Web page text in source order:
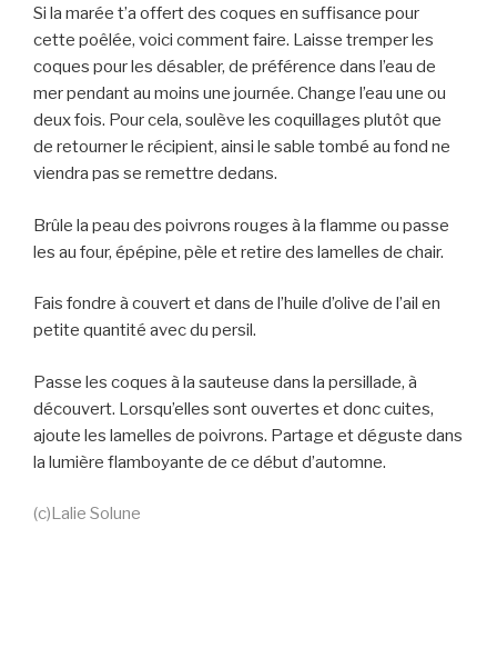
Si la marée t’a offert des coques en suffisance pour
cette poêlée, voici comment faire. Laisse tremper les
coques pour les désabler, de préférence dans l’eau de
mer pendant au moins une journée. Change l’eau une ou
deux fois. Pour cela, soulève les coquillages plutôt que
de retourner le récipient, ainsi le sable tombé au fond ne
viendra pas se remettre dedans.
Brûle la peau des poivrons rouges à la flamme ou passe
les au four, épépine, pèle et retire des lamelles de chair.
Fais fondre à couvert et dans de l’huile d’olive de l’ail en
petite quantité avec du persil.
Passe les coques à la sauteuse dans la persillade, à
découvert. Lorsqu’elles sont ouvertes et donc cuites,
ajoute les lamelles de poivrons. Partage et déguste dans
la lumière flamboyante de ce début d’automne.
(c)Lalie Solune